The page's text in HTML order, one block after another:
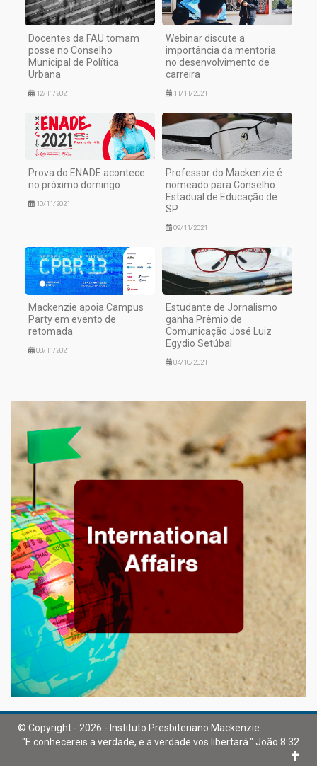
Docentes da FAU tomam
posse no Conselho
Municipal de Política
Urbana
12/11/2021
Webinar discute a
importância da mentoria
no desenvolvimento de
carreira
11/11/2021
Prova do ENADE acontece
no próximo domingo
10/11/2021
Professor do Mackenzie é
nomeado para Conselho
Estadual de Educação de
SP
09/11/2021
Mackenzie apoia Campus
Party em evento de
retomada
08/11/2021
Estudante de Jornalismo
ganha Prêmio de
Comunicação José Luiz
Egydio Setúbal
04/10/2021
© Copyright - 2026 - Instituto Presbiteriano Mackenzie
"E conhecereis a verdade, e a verdade vos libertará." João 8:32